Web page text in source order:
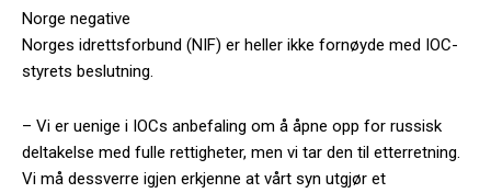
Norge negative
Norges idrettsforbund (NIF) er heller ikke fornøyde med IOC-
styrets beslutning.
– Vi er uenige i IOCs anbefaling om å åpne opp for russisk
deltakelse med fulle rettigheter, men vi tar den til etterretning.
Vi må dessverre igjen erkjenne at vårt syn utgjør et